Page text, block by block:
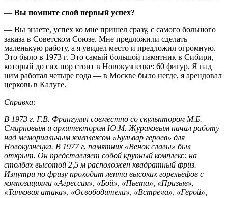
— Вы помните свой первый успех?
— Вы знаете, успех ко мне пришел сразу, с самого большого
заказа в Советском Союзе. Мне предложили сделать
маленькую работу, а я увидел место и предложил огромную.
Это было в 1973 г. Это самый большой памятник в Сибири,
который до сих пор стоит в Новокузнецке: 60 фигур. Я над
ним работал четыре года — в Москве было негде, я арендовал
церковь в Калуге.
Справка:
В 1973 г. Г.В. Франгулян совместно со скульптором М.Б.
Смирновым и архитектором Ю.М. Жураковым начал работу
над мемориальным комплексом «Бульвар героев» для
Новокузнецка. В 1977 г. памятник «Венок славы» был
открыт. Он представляет собой крупный комплекс: на
столбах высотой 2,5 м расположен квадратный фриз.
Изнутри по фризу проходит лента высоких горельефов с
композициями «Агрессия», «Бой», «Пьета», «Призыв»,
«Танковая атака», «Освободители», «Встреча», «Герой»,